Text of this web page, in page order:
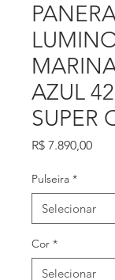
AZUL
SUPER
R$ 7.890,00
Pulseira *
Cor *